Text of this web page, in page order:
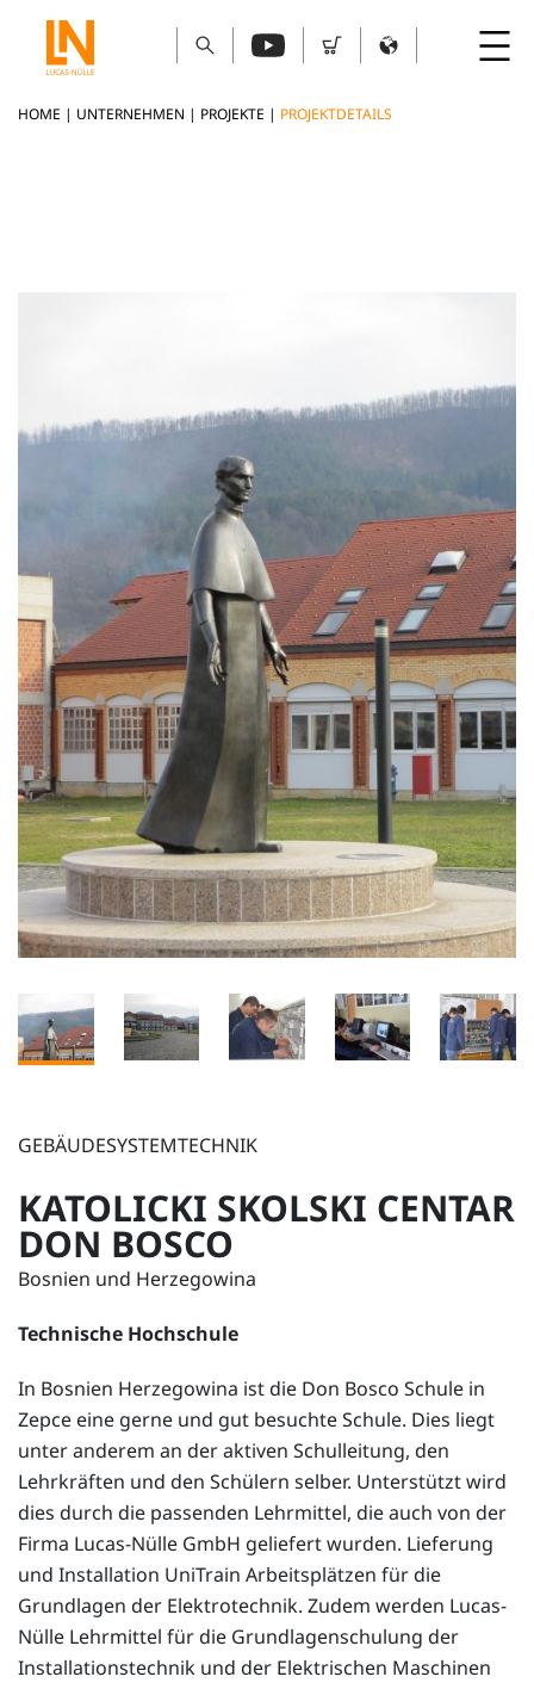
HOME | UNTERNEHMEN | PROJEKTE | PROJEKTDETAILS
GEBÄUDESYSTEMTECHNIK
KATOLICKI SKOLSKI CENTAR
DON BOSCO
Bosnien und Herzegowina
Technische Hochschule
In Bosnien Herzegowina ist die Don Bosco Schule in
Zepce eine gerne und gut besuchte Schule. Dies liegt
unter anderem an der aktiven Schulleitung, den
Lehrkräften und den Schülern selber. Unterstützt wird
dies durch die passenden Lehrmittel, die auch von der
Firma Lucas-Nülle GmbH geliefert wurden. Lieferung
und Installation UniTrain Arbeitsplätzen für die
Grundlagen der Elektrotechnik. Zudem werden Lucas-
Nülle Lehrmittel für die Grundlagenschulung der
Installationstechnik und der Elektrischen Maschinen